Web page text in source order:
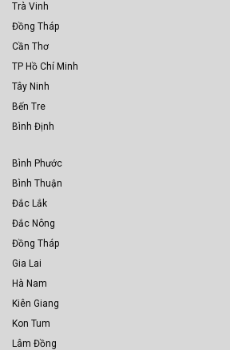
Trà Vinh
Đồng Tháp
Cần Thơ
TP Hồ Chí Minh
Tây Ninh
Bến Tre
Bình Định
Bình Phước
Bình Thuận
Đắc Lắk
Đắc Nông
Đồng Tháp
Gia Lai
Hà Nam
Kiên Giang
Kon Tum
Lâm Đồng